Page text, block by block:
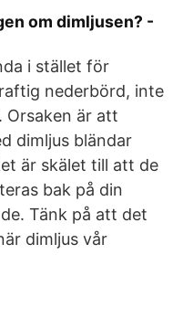
om dimljusen? -
i stället för
nederbörd, inte
Orsaken är att
dimljus bländar
är skälet till att de
bak på din
Tänk på att det
dimljus vår